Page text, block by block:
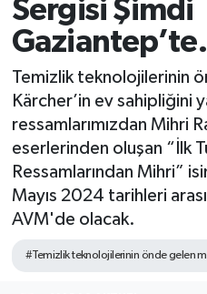
Sergisi Şimdi
Temizlik teknolojilerinin
Kärcher’in ev sahipliğini
ressamlarımızdan Mihri
eserlerinden oluşan “İlk
Ressamlarından Mihri”
Mayıs 2024 tarihleri
AVM'de olacak.
#Temizlik teknolojilerinin önde gelen
Teknoloji
Eğitim
Dünya
Kültür Sanat
Son Dakika Haberleri
Haber Arşivi